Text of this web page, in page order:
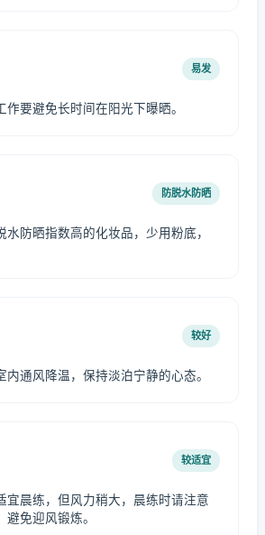
易发
作要避免长时间在阳光下曝晒。
防脱水防晒
水防晒指数高的化妆品，少用粉底，
较好
内通风降温，保持淡泊宁静的心态。
较适宜
宜晨练，但风力稍大，晨练时请注意
免迎风锻炼。